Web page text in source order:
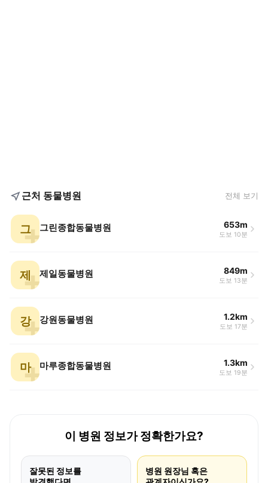
근처 동물병원 전체 보기
그 그린종합동물병원 653m
도보 10분
제 제일동물병원 849m
도보 13분
강 강원동물병원 1.2km
도보 17분
마 마루종합동물병원 1.3km
도보 19분
이 병원 정보가 정확한가요?
잘못된 정보를
병원 원장님 혹은